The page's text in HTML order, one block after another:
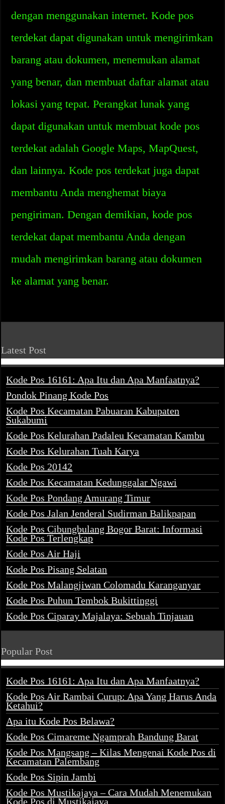
dengan menggunakan internet. Kode pos
terdekat dapat digunakan untuk mengirimkan
barang atau dokumen, menemukan alamat
yang benar, dan membuat daftar alamat atau
lokasi yang tepat. Perangkat lunak yang
dapat digunakan untuk membuat kode pos
terdekat adalah Google Maps, MapQuest,
dan lainnya. Kode pos terdekat juga dapat
membantu Anda menghemat biaya
pengiriman. Dengan demikian, kode pos
terdekat dapat membantu Anda dengan
mudah mengirimkan barang atau dokumen
ke alamat yang benar.
Latest Post
Kode Pos 16161: Apa Itu dan Apa Manfaatnya?
Pondok Pinang Kode Pos
Kode Pos Kecamatan Pabuaran Kabupaten
Sukabumi
Kode Pos Kelurahan Padaleu Kecamatan Kambu
Kode Pos Kelurahan Tuah Karya
Kode Pos 20142
Kode Pos Kecamatan Kedunggalar Ngawi
Kode Pos Pondang Amurang Timur
Kode Pos Jalan Jenderal Sudirman Balikpapan
Kode Pos Cibungbulang Bogor Barat: Informasi
Kode Pos Terlengkap
Kode Pos Air Haji
Kode Pos Pisang Selatan
Kode Pos Malangjiwan Colomadu Karanganyar
Kode Pos Puhun Tembok Bukittinggi
Kode Pos Ciparay Majalaya: Sebuah Tinjauan
Popular Post
Kode Pos 16161: Apa Itu dan Apa Manfaatnya?
Kode Pos Air Rambai Curup: Apa Yang Harus Anda
Ketahui?
Apa itu Kode Pos Belawa?
Kode Pos Cimareme Ngamprah Bandung Barat
Kode Pos Mangsang – Kilas Mengenai Kode Pos di
Kecamatan Palembang
Kode Pos Sipin Jambi
Kode Pos Mustikajaya – Cara Mudah Menemukan
Kode Pos di Mustikajaya